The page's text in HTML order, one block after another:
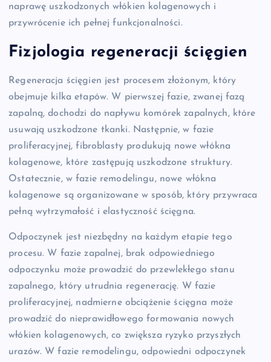
naprawę uszkodzonych włókien kolagenowych i
przywrócenie ich pełnej funkcjonalności.
Fizjologia regeneracji ścięgien
Regeneracja ścięgien jest procesem złożonym, który
obejmuje kilka etapów. W pierwszej fazie, zwanej fazą
zapalną, dochodzi do napływu komórek zapalnych, które
usuwają uszkodzone tkanki. Następnie, w fazie
proliferacyjnej, fibroblasty produkują nowe włókna
kolagenowe, które zastępują uszkodzone struktury.
Ostatecznie, w fazie remodelingu, nowe włókna
kolagenowe są organizowane w sposób, który przywraca
pełną wytrzymałość i elastyczność ścięgna.
Odpoczynek jest niezbędny na każdym etapie tego
procesu. W fazie zapalnej, brak odpowiedniego
odpoczynku może prowadzić do przewlekłego stanu
zapalnego, który utrudnia regenerację. W fazie
proliferacyjnej, nadmierne obciążenie ścięgna może
prowadzić do nieprawidłowego formowania nowych
włókien kolagenowych, co zwiększa ryzyko przyszłych
urazów. W fazie remodelingu, odpowiedni odpoczynek